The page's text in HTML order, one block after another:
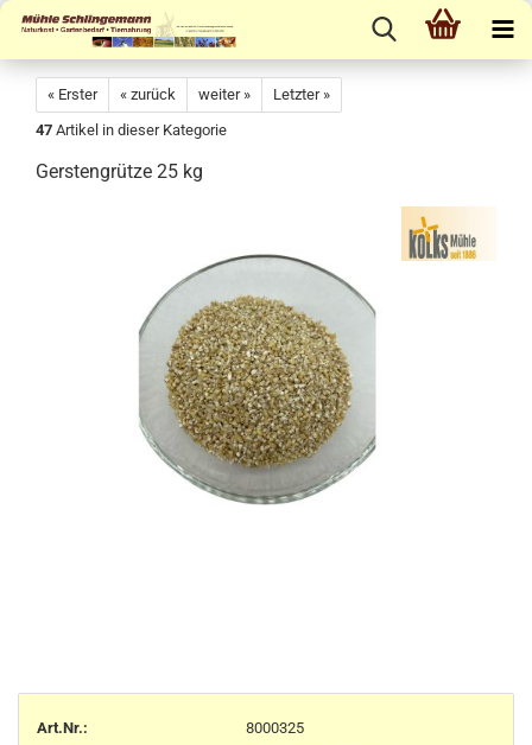
« Erster « zurück weiter »
Letzter »
47 Artikel in dieser Kategorie
Gerstengrütze 25 kg
Art.Nr.:
8000325